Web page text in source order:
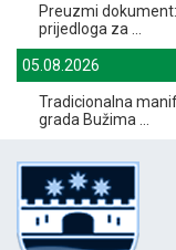
Preuzmi
prijedloga za ...
05.08.2026
Tradicionalna
grada Bužima ...